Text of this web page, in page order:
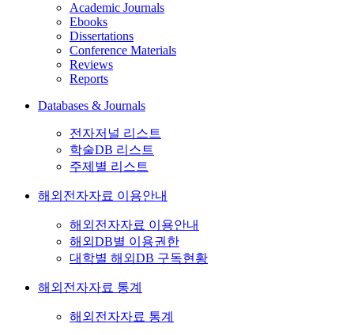
Academic Journals
Ebooks
Dissertations
Conference Materials
Reviews
Reports
Databases & Journals
전자저널 리스트
학술DB 리스트
주제별 리스트
해외전자자료 이용안내
해외전자자료 이용안내
해외DB별 이용권한
대학별 해외DB 구독현황
해외전자자료 통계
해외전자자료 통계